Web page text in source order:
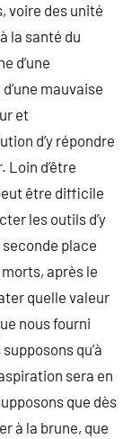
voire des unité
la santé du
d’une
mauvaise
et
d’y répondre
Loin d’être
être difficile
les outils d’y
place
après le
quelle valeur
nous fourni
qu’à
sera en
que dès
à la brune, que